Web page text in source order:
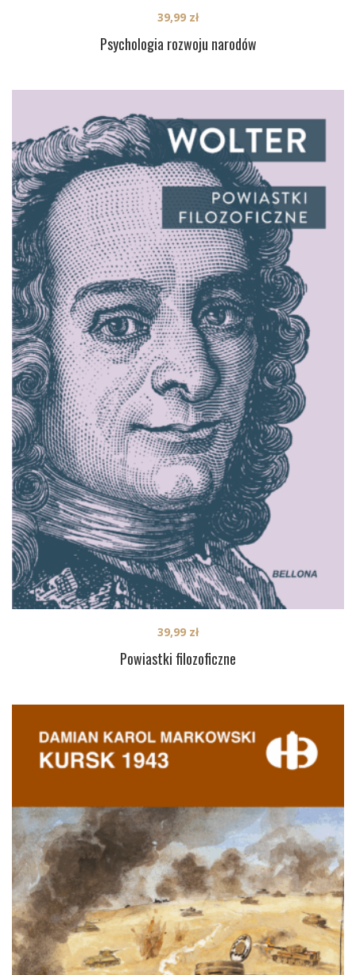
Psychologia rozwoju narodów
39,99 zł
Powiastki filozoficzne
39,99 zł